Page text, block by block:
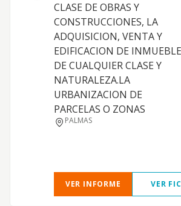
CLASE DE OBRAS Y
CONSTRUCCIONES, LA
ADQUISICION, VENTA Y
EDIFICACION DE
DE CUALQUIER CLASE Y
NATURALEZA.LA
URBANIZACION DE
PARCELAS O ZONAS
PALMAS
VER INFORME VER